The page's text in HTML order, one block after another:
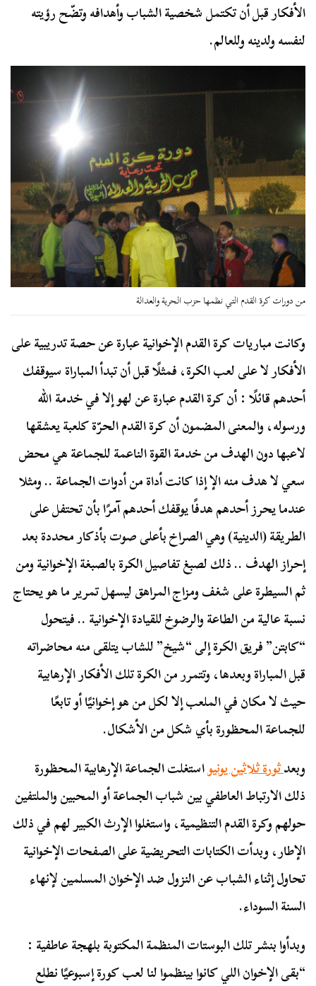
الأفكار قبل أن تكتمل شخصية الشباب وأهدافه وتضّح رؤيته
لنفسه ولدينه وللعالم.
من دورات كرة القدم التي نظمها حزب الحرية والعدالة
وكانت مباريات كرة القدم الإخوانية عبارة عن حصة تدريبية على
الأفكار لا على لعب الكرة، فمثلًا قبل أن تبدأ المباراة سيوقفك
أحدهم قائلًا : أن كرة القدم عبارة عن لهو إلا في خدمة الله
ورسوله، والمعنى المضمون أن كرة القدم الحرّة كلعبة يعشقها
لاعبها دون الهدف من خدمة القوة الناعمة للجماعة هي محض
سعي لا هدف منه الإ إذا كانت أداة من أدوات الجماعة .. ومثلا
عندما يحرز أحدهم هدفًا يوقفك أحدهم آمرًا بأن تحتفل على
الطريقة (الدينية) وهي الصراخ بأعلى صوت بأذكار محددة بعد
إحراز الهدف .. ذلك لصبغ تفاصيل الكرة بالصبغة الإخوانية ومن
ثم السيطرة على شغف ومزاج المراهق ليسهل تمرير ما هو يحتاج
نسبة عالية من الطاعة والرضوخ للقيادة الإخوانية .. فيتحول
“كابتن” فريق الكرة إلى “شيخ” للشاب يتلقى منه محاضراته
قبل المباراة وبعدها، وتتمرر من الكرة تلك الأفكار الإرهابية
حيث لا مكان في الملعب إلا لكل من هو إخوانيًا أو تابعًا
للجماعة المحظورة بأي شكل من الأشكال.
وبعدثورة ثلاثين يونيواستغلت الجماعة الإرهابية المحظورة
ذلك الارتباط العاطفي بين شباب الجماعة أو المحبين والملتفين
حولهم وكرة القدم التنظيمية، واستغلوا الإرث الكبير لهم في ذلك
الإطار، وبدأت الكتابات التحريضية على الصفحات الإخوانية
تحاول إثناء الشباب عن النزول ضد الإخوان المسلمين لإنهاء
السنة السوداء.
وبدأوا بنشر تلك البوستات المنظمة المكتوبة بلهجة عاطفية :
“بقى الإخوان اللي كانوا بينظموا لنا لعب كورة إسبوعيًا نطلع